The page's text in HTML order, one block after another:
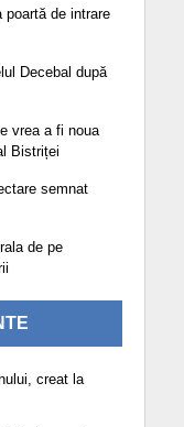
poartă de intrare
Decebal după
vrea a fi noua
Bistriței
semnat
de pe
creat la